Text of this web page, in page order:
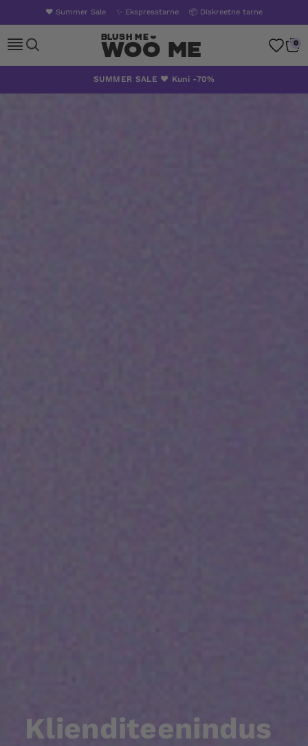
❤️ Summer Sale ✨ Ekspresstarne 📦 Diskreetne tarne
Woo Me 0
SUMMER SALE ❤️ Kuni -70%
Klienditeenindus